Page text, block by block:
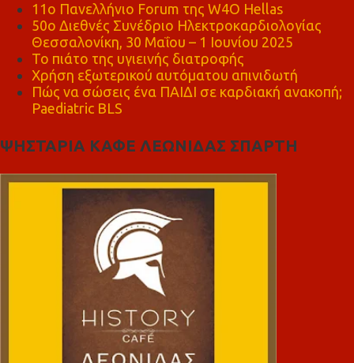
11ο Πανελλήνιο Forum της W4O Hellas
50ο Διεθνές Συνέδριο Ηλεκτροκαρδιολογίας
Θεσσαλονίκη, 30 Μαΐου – 1 Ιουνίου 2025
Το πιάτο της υγιεινής διατροφής
Χρήση εξωτερικού αυτόματου απινιδωτή
Πώς να σώσεις ένα ΠΑΙΔΙ σε καρδιακή ανακοπή;
Paediatric BLS
ΨΗΣΤΑΡΙΑ ΚΑΦΕ ΛΕΩΝΙΔΑΣ ΣΠΑΡΤΗ